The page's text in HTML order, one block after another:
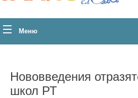
Меню
Нововведения
школ РТ